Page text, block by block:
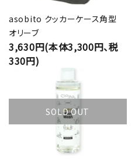
asobito クッカーケース角型
オリーブ
3,630円(本体3,300円、税
330円)
SOLD OUT